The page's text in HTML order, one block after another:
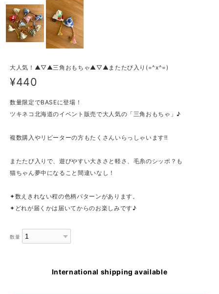
大人気！▲▽▲三角おもちゃ▲▽▲またたび入り(=^x^=)
¥440
数量限定でBASEに登場！
ツキネコ北海道のイベント販売で大人気の「三角おもちゃ」♪
複数購入やリピーターの方もたくさんいらっしゃいます‼
またたび入りで、遊びやすい大きさと軽さ、毛糸のシッポ？も
猫ちゃん夢中になること間違いなし！
✦数えきれない程の色柄パターンがあります。
✦どれが届くかは届いてからのお楽しみです♪
数量
International shipping available